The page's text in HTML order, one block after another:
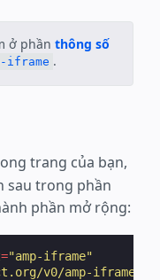
ở phần thông số
iframe .
trang của bạn,
sau trong phần
phần mở rộng:
="amp-iframe"
v0/amp-iframe-